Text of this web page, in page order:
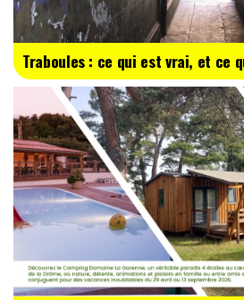
Traboules : ce qui est vrai, et ce